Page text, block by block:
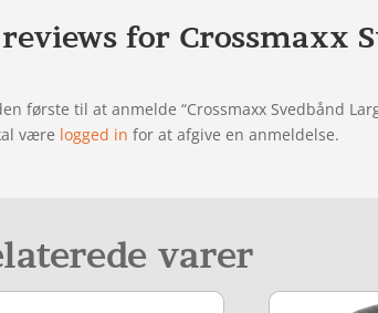
reviews for Crossmaxx
første til at anmelde “Crossmaxx Svedbånd
være logged in for at afgive en anmeldelse.
varer